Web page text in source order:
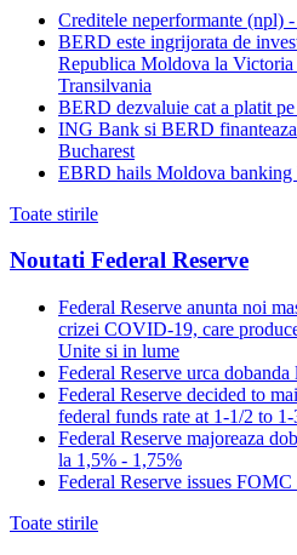
Creditele neperformante (npl)
BERD este ingrijorata de
Republica Moldova la
Transilvania
BERD dezvaluie cat a platit
ING Bank si BERD
Bucharest
EBRD hails Moldova banking
Toate stirile
Noutati Federal Reserve
Federal Reserve anunta noi
crizei COVID-19, care
Unite si in lume
Federal Reserve urca dobanda
Federal Reserve decided to
federal funds rate at 1-1/2 to
Federal Reserve majoreaza
la 1,5% - 1,75%
Federal Reserve issues FOMC
Toate stirile